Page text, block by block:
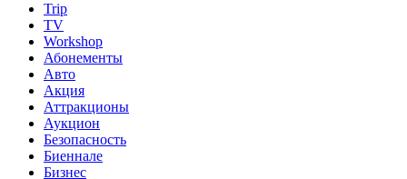
Trip
TV
Workshop
Абонементы
Авто
Акция
Аттракционы
Аукцион
Безопасность
Биеннале
Бизнес